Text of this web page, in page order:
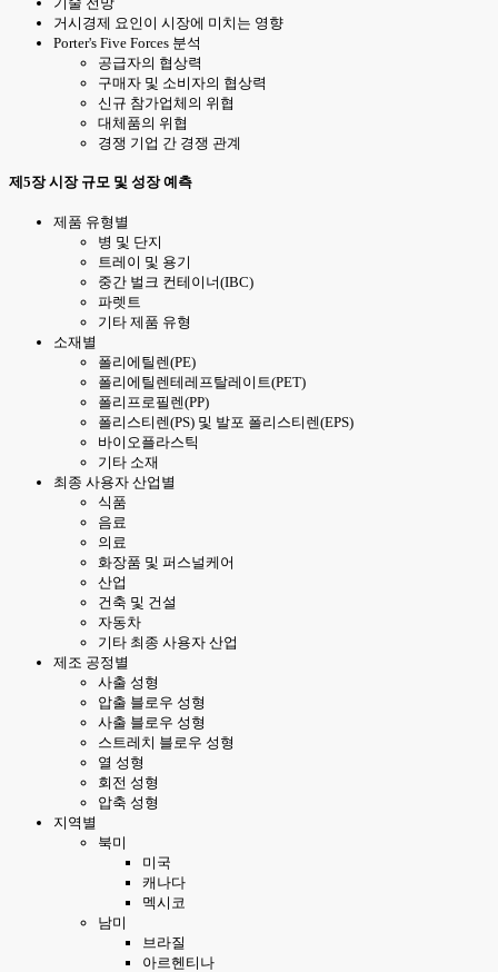
거시경제 요인이 시장에 미치는 영향
Porter's Five Forces 분석
공급자의 협상력
구매자 및 소비자의 협상력
신규 참가업체의 위협
대체품의 위협
경쟁 기업 간 경쟁 관계
제5장 시장 규모 및 성장 예측
제품 유형별
병 및 단지
트레이 및 용기
중간 벌크 컨테이너(IBC)
파렛트
기타 제품 유형
소재별
폴리에틸렌(PE)
폴리에틸렌테레프탈레이트(PET)
폴리프로필렌(PP)
폴리스티렌(PS) 및 발포 폴리스티렌(EPS)
바이오플라스틱
기타 소재
최종 사용자 산업별
식품
음료
의료
화장품 및 퍼스널케어
산업
건축 및 건설
자동차
기타 최종 사용자 산업
제조 공정별
사출 성형
압출 블로우 성형
사출 블로우 성형
스트레치 블로우 성형
열 성형
회전 성형
압축 성형
지역별
북미
미국
캐나다
멕시코
남미
브라질
아르헨티나